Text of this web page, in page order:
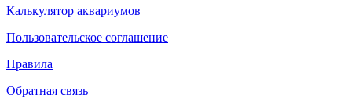
Калькулятор аквариумов
Пользовательское соглашение
Правила
Обратная связь